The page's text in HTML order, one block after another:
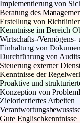
Implementierung von
Beratung des
Erstellung von
Kenntnisse im Bereich
Wirtschafts-/
Einhaltung von
Durchführung von Audits
Steuerung externer
Kenntnisse der
Proaktive und
Konzeption von
Zielorientiertes Arbeiten
Gute Englischkenntnisse